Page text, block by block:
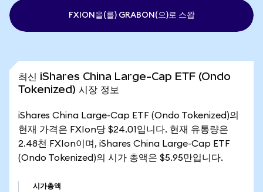
FXION을(를) GRABON(으)로 스왑
최신 iShares China Large-Cap ETF (Ondo
Tokenized) 시장 정보
iShares China Large-Cap ETF (Ondo Tokenized)의
현재 가격은 FXIon당 $24.01입니다. 현재 유통량은
2.48천 FXIon이며, iShares China Large-Cap ETF
(Ondo Tokenized)의 시가 총액은 $5.95만입니다.
시가총액